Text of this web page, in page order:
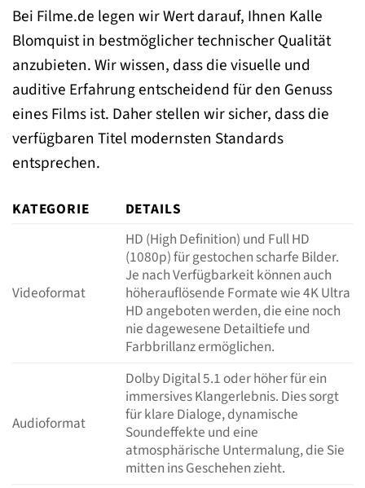
Bei Filme.de legen wir Wert darauf, Ihnen Kalle
Blomquist in bestmöglicher technischer Qualität
anzubieten. Wir wissen, dass die visuelle und
auditive Erfahrung entscheidend für den Genuss
eines Films ist. Daher stellen wir sicher, dass die
verfügbaren Titel modernsten Standards
entsprechen.
KATEGORIE DETAILS
Videoformat
HD (High Definition) und Full HD
(1080p) für gestochen scharfe Bilder.
Je nach Verfügbarkeit können auch
höherauflösende Formate wie 4K Ultra
HD angeboten werden, die eine noch
nie dagewesene Detailtiefe und
Farbbrillanz ermöglichen.
Audioformat
Dolby Digital 5.1 oder höher für ein
immersives Klangerlebnis. Dies sorgt
für klare Dialoge, dynamische
Soundeffekte und eine
atmosphärische Untermalung, die Sie
mitten ins Geschehen zieht.